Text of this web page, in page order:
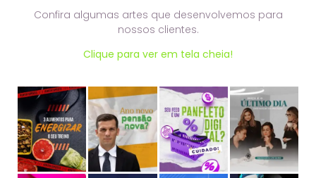
Confira algumas artes que desenvolvemos para
nossos clientes.
Clique para ver em tela cheia!